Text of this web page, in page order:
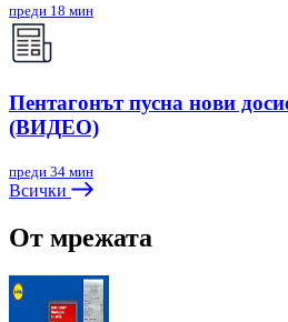
преди 18 мин
Пентагонът пусна нови
(ВИДЕО)
преди 34 мин
Всички
От мрежата